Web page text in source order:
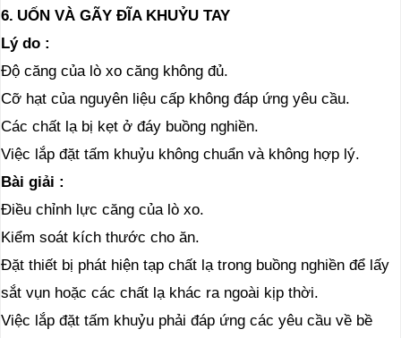
6. UỐN VÀ GÃY ĐĨA KHUỶU TAY
Lý do :
Độ căng của lò xo căng không đủ.
Cỡ hạt của nguyên liệu cấp không đáp ứng yêu cầu.
Các chất lạ bị kẹt ở đáy buồng nghiền.
Việc lắp đặt tấm khuỷu không chuẩn và không hợp lý.
Bài giải :
Điều chỉnh lực căng của lò xo.
Kiểm soát kích thước cho ăn.
Đặt thiết bị phát hiện tạp chất lạ trong buồng nghiền để lấy
sắt vụn hoặc các chất lạ khác ra ngoài kịp thời.
Việc lắp đặt tấm khuỷu phải đáp ứng các yêu cầu về bề